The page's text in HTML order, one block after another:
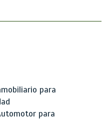
para
para